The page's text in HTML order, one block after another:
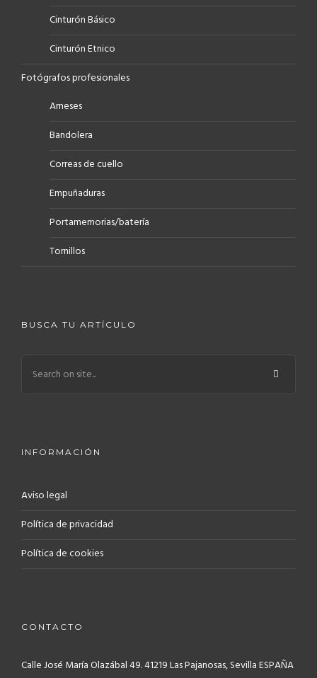
Cinturón Básico
Cinturón Etnico
Fotógrafos profesionales
Arneses
Bandolera
Correas de cuello
Empuñaduras
Portamemorias/batería
Tornillos
BUSCA TU ARTÍCULO
INFORMACIÓN
Aviso legal
Política de privacidad
Política de cookies
CONTACTO
Calle José María Olazábal 49. 41219Las Pajanosas, Sevilla ESPAÑA